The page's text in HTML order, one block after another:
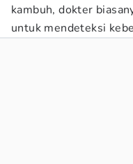
kambuh, dokter
untuk mendeteksi